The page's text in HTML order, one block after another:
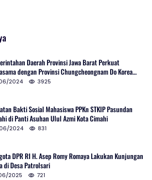
Daerah Provinsi Jawa Barat Perkuat
dengan Provinsi Chungcheongnam Do Korea
2024 3925
Bakti Sosial Mahasiswa PPKn STKIP Pasundan
di Panti Asuhan Ulul Azmi Kota Cimahi
2024 831
DPR RI H. Asep Romy Romaya Lakukan Kunjungan
di Desa Patrolsari
2025 721